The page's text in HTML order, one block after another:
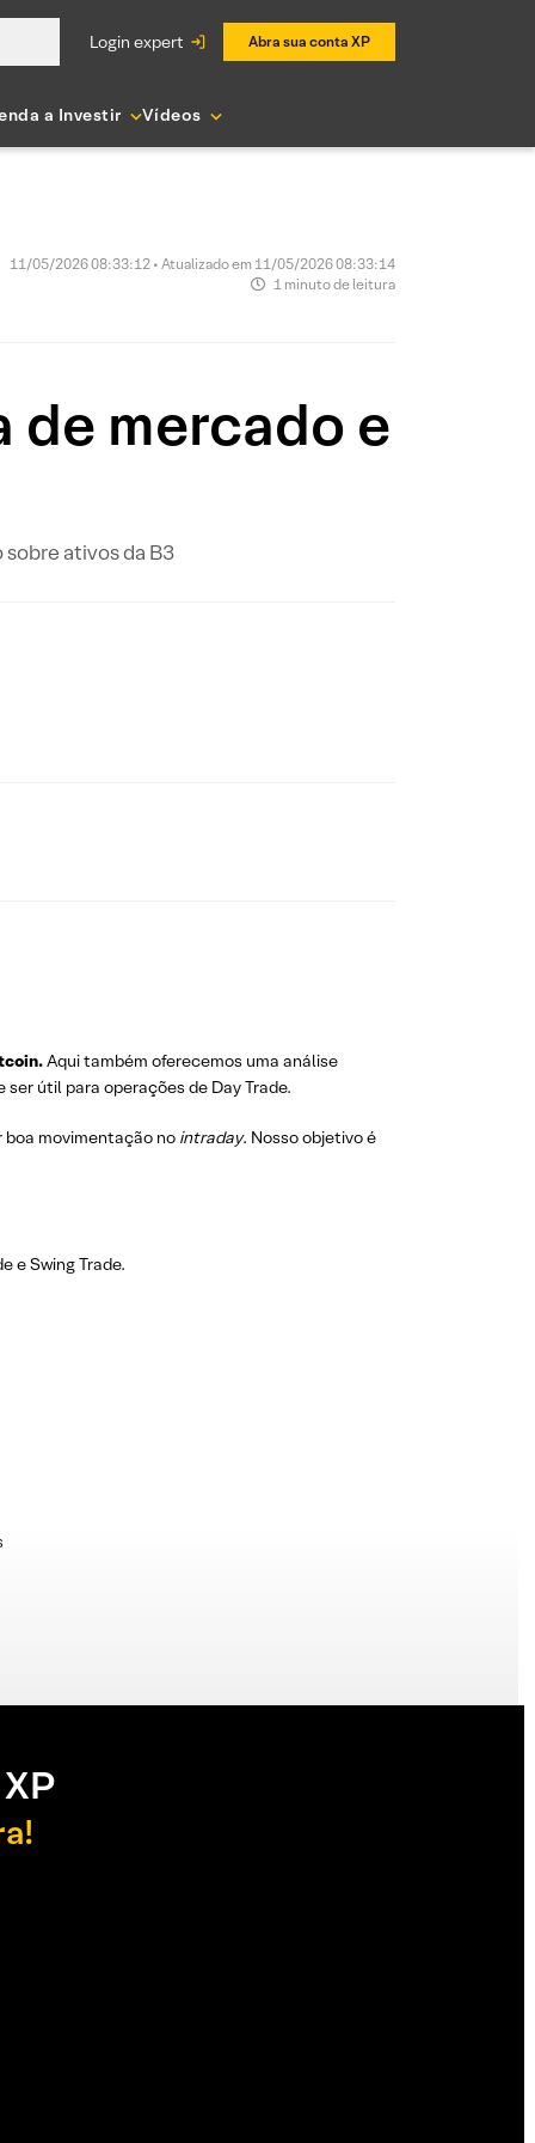
login expert Abra sua conta XP
a Investir Vídeos
11/05/2026 08:33:12 • Atualizado em 11/05/2026 08:33:14
1 minuto de leitura
de mercado e
ativos da B3
Aqui também oferecemos uma análise
útil para operações de Day Trade.
movimentação no intraday. Nosso objetivo é
e Swing Trade.